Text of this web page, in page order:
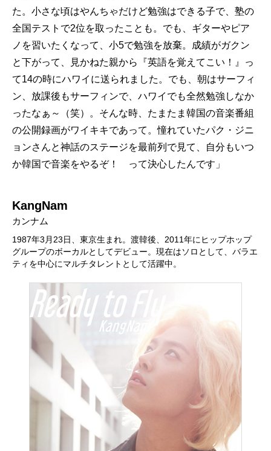
た。小さな頃はやんちゃだけど勉強はできる子で、塾の
全国テストで2位を取ったことも。でも、ギターやピア
ノを習いたくなって、小5で勉強を放棄。成績がガクン
と下がって、見かねた親から『英語を覚えてこい！』っ
て14の時にハワイに送られました。でも、朝はサーフィ
ン、放課後もサーフィンで、ハワイでも全然勉強しなか
ったなぁ～（笑）。そんな時、たまたま韓国の音楽番組
の公開録画がワイキキであって。憧れていたパク・ジニ
ョンさんと神話のステージを最前列で見て、自分もいつ
か韓国で音楽をやるぞ！ って決心したんです」
KangNam
カンナム
1987年3月23日、東京生まれ。渡韓後、2011年にヒップホップ
グループのボーカルとしてデビュー。現在はソロとして、バラエ
ティを中心にマルチタレントとして活躍中。